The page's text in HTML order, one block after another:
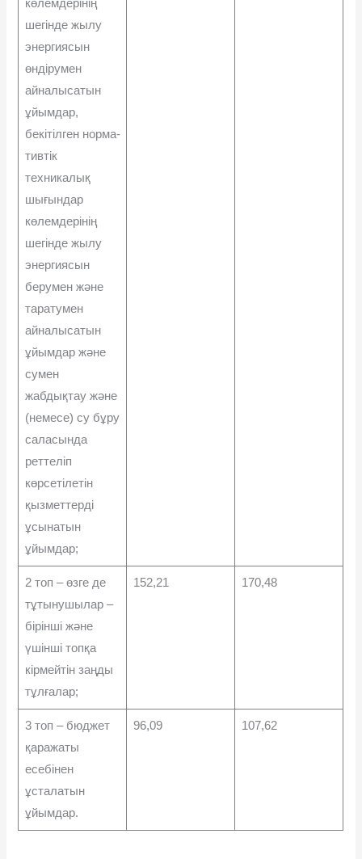
көлемдерінің
шегінде жылу
энергиясын
өндірумен
айналысатын
ұйымдар,
бекітілген норма-
тивтік
техникалық
шығындар
көлемдерінің
шегінде жылу
энергиясын
берумен жəне
таратумен
айналы­сатын
ұйымдар жəне
сумен
жабдықтау жəне
(немесе) су бұру
саласында
реттеліп
көрсетілетін
қызметтерді
ұсынатын
ұйымдар;
2 топ – өзге де
тұтынушылар –
бірінші жəне
үшінші топқа
кірмейтін заңды
тұлғалар;
152,21 170,48
3 топ – бюджет
қаражаты
есебінен
ұсталатын
ұйымдар.
96,09 107,62